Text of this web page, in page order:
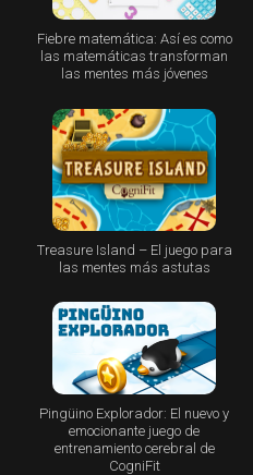
Fiebre matemática: Así es como
las matemáticas transforman
las mentes más jóvenes
Treasure Island – El juego para
las mentes más astutas
Pingüino Explorador: El nuevo y
emocionante juego de
entrenamiento cerebral de
CogniFit